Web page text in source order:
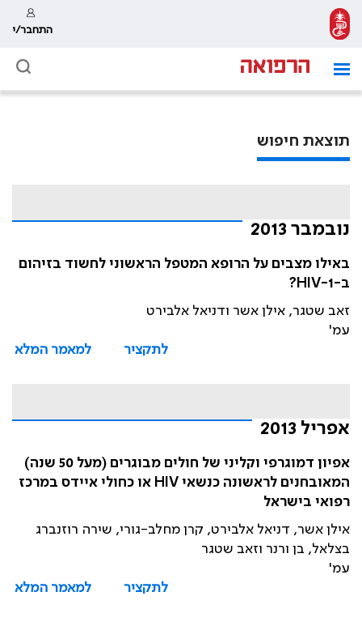
התחבר/י
תוצאת חיפוש
נובמבר 2013
באילו מצבים על הרופא המטפל הראשוני לחשוד בזיהום
ב-HIV-1?
זאב שטגר, אילן אשר ודניאל אלבירט
עמ'
לתקציר
למאמר המלא
אפריל 2013
אפיון דמוגרפי וקליני של חולים מבוגרים (מעל 50 שנה)
המאובחנים לראשונה כנשאי HIV או כחולי איידס במרכז
רפואי בישראל
אילן אשר, דניאל אלבירט, קרן מחלב-גורי, שירה רוזנברג
בצלאל, בן ורנר וזאב שטגר
עמ'
לתקציר
למאמר המלא